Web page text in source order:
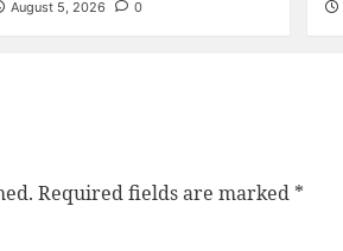
August 5, 2026 0
Required fields are marked *